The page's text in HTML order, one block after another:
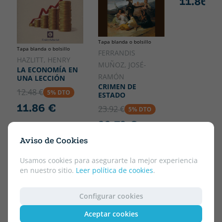
Aviso de Cookies
Usamos cookies para asegurarte la mejor experiencia
en nuestro sitio. Leer política de cookies.
Configurar cookies
Aceptar cookies
Tapa blanda o bolsillo
HAZLITT, HENRY
LA ECONOMÍA EN
UNA LECCIÓN
12.48 € 5% DTO
11.86 €
Tapa blanda o bolsillo
FERRANDIS
MUÑOZ, JOSÉ-
RAMÓN
CRIMEN DE
ESTADO
23.92 € 5% DTO
22.72 €